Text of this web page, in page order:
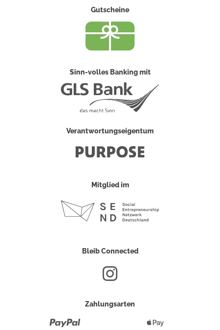
Gutscheine
Sinn-volles Banking mit
Verantwortungseigentum
Mitglied im
Bleib Connected
Zahlungsarten